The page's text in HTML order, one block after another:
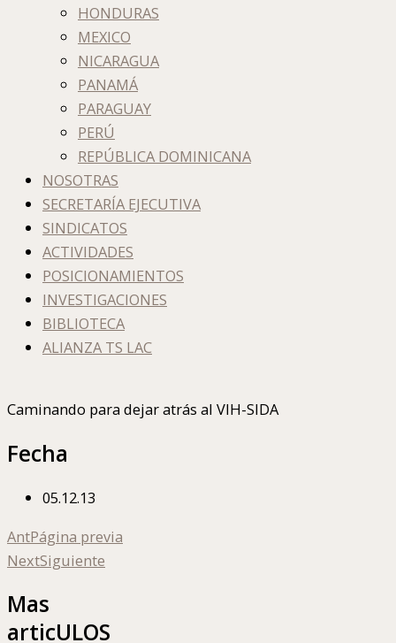
HONDURAS
MEXICO
NICARAGUA
PANAMÁ
PARAGUAY
PERÚ
REPÚBLICA DOMINICANA
NOSOTRAS
SECRETARÍA EJECUTIVA
SINDICATOS
ACTIVIDADES
POSICIONAMIENTOS
INVESTIGACIONES
BIBLIOTECA
ALIANZA TS LAC
Caminando para dejar atrás al VIH-SIDA
Fecha
05.12.13
AntPágina previa
NextSiguiente
Mas
articULOS